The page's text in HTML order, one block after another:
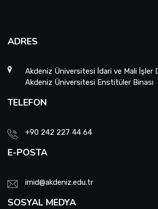
ADRES
Akdeniz Üniversitesi İdari ve Mali İşler
Akdeniz Üniversitesi Enstitüler Binası
TELEFON
+90 242 227 44 64
E-POSTA
imid@akdeniz.edu.tr
SOSYAL MEDYA